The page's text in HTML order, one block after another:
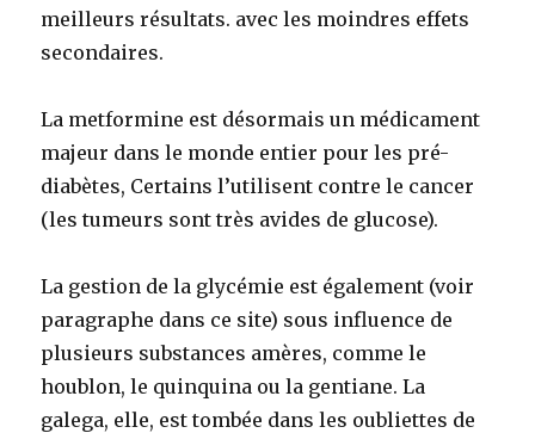
meilleurs résultats. avec les moindres effets
secondaires.
La metformine est désormais un médicament
majeur dans le monde entier pour les pré-
diabètes, Certains l’utilisent contre le cancer
(les tumeurs sont très avides de glucose).
La gestion de la glycémie est également (voir
paragraphe dans ce site) sous influence de
plusieurs substances amères, comme le
houblon, le quinquina ou la gentiane. La
galega, elle, est tombée dans les oubliettes de